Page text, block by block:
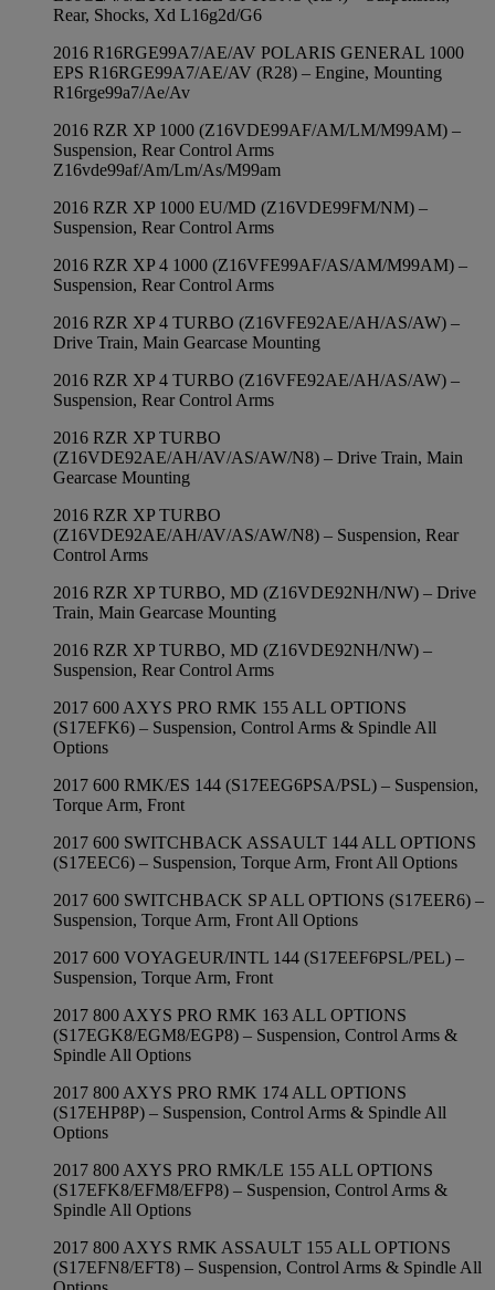
Rear, Shocks, Xd L16g2d/G6
2016 R16RGE99A7/AE/AV POLARIS GENERAL 1000
EPS R16RGE99A7/AE/AV (R28) – Engine, Mounting
R16rge99a7/Ae/Av
2016 RZR XP 1000 (Z16VDE99AF/AM/LM/M99AM) –
Suspension, Rear Control Arms
Z16vde99af/Am/Lm/As/M99am
2016 RZR XP 1000 EU/MD (Z16VDE99FM/NM) –
Suspension, Rear Control Arms
2016 RZR XP 4 1000 (Z16VFE99AF/AS/AM/M99AM) –
Suspension, Rear Control Arms
2016 RZR XP 4 TURBO (Z16VFE92AE/AH/AS/AW) –
Drive Train, Main Gearcase Mounting
2016 RZR XP 4 TURBO (Z16VFE92AE/AH/AS/AW) –
Suspension, Rear Control Arms
2016 RZR XP TURBO
(Z16VDE92AE/AH/AV/AS/AW/N8) – Drive Train, Main
Gearcase Mounting
2016 RZR XP TURBO
(Z16VDE92AE/AH/AV/AS/AW/N8) – Suspension, Rear
Control Arms
2016 RZR XP TURBO, MD (Z16VDE92NH/NW) – Drive
Train, Main Gearcase Mounting
2016 RZR XP TURBO, MD (Z16VDE92NH/NW) –
Suspension, Rear Control Arms
2017 600 AXYS PRO RMK 155 ALL OPTIONS
(S17EFK6) – Suspension, Control Arms & Spindle All
Options
2017 600 RMK/ES 144 (S17EEG6PSA/PSL) – Suspension,
Torque Arm, Front
2017 600 SWITCHBACK ASSAULT 144 ALL OPTIONS
(S17EEC6) – Suspension, Torque Arm, Front All Options
2017 600 SWITCHBACK SP ALL OPTIONS (S17EER6) –
Suspension, Torque Arm, Front All Options
2017 600 VOYAGEUR/INTL 144 (S17EEF6PSL/PEL) –
Suspension, Torque Arm, Front
2017 800 AXYS PRO RMK 163 ALL OPTIONS
(S17EGK8/EGM8/EGP8) – Suspension, Control Arms &
Spindle All Options
2017 800 AXYS PRO RMK 174 ALL OPTIONS
(S17EHP8P) – Suspension, Control Arms & Spindle All
Options
2017 800 AXYS PRO RMK/LE 155 ALL OPTIONS
(S17EFK8/EFM8/EFP8) – Suspension, Control Arms &
Spindle All Options
2017 800 AXYS RMK ASSAULT 155 ALL OPTIONS
(S17EFN8/EFT8) – Suspension, Control Arms & Spindle All